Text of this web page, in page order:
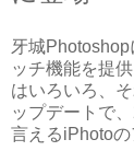
牙城
ッチ機能を提
はいろいろ、
ップデートで
言えるiPhotoの